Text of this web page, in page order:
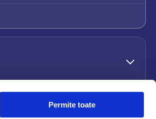
Permite toate